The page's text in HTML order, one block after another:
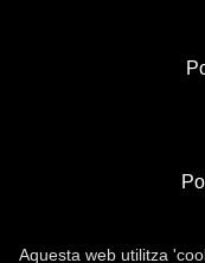
Aquesta web utilitza